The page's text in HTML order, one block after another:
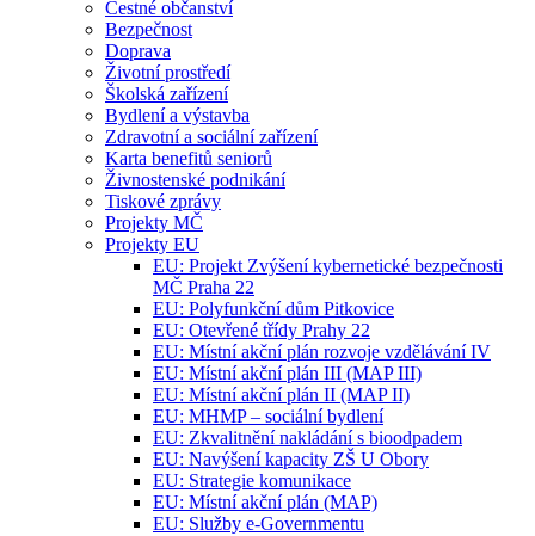
Čestné občanství
Bezpečnost
Doprava
Životní prostředí
Školská zařízení
Bydlení a výstavba
Zdravotní a sociální zařízení
Karta benefitů seniorů
Živnostenské podnikání
Tiskové zprávy
Projekty MČ
Projekty EU
EU: Projekt Zvýšení kybernetické bezpečnosti
MČ Praha 22
EU: Polyfunkční dům Pitkovice
EU: Otevřené třídy Prahy 22
EU: Místní akční plán rozvoje vzdělávání IV
EU: Místní akční plán III (MAP III)
EU: Místní akční plán II (MAP II)
EU: MHMP – sociální bydlení
EU: Zkvalitnění nakládání s bioodpadem
EU: Navýšení kapacity ZŠ U Obory
EU: Strategie komunikace
EU: Místní akční plán (MAP)
EU: Služby e-Governmentu